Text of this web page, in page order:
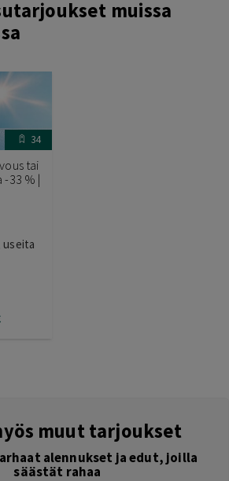
muissa
34
tai
-33 % |
useita
muut tarjoukset
alennukset ja edut, joilla
säästät rahaa